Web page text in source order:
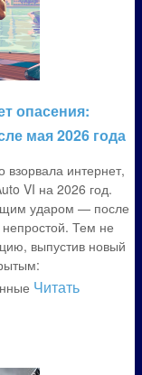
опасения:
мая 2026 года
взорвала интернет,
VI на 2026 год.
ударом — после
непростой. Тем не
выпустив новый
Читать